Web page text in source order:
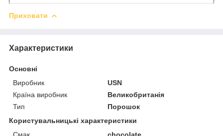
Приховати
Характеристики
Основні
Виробник
USN
Країна виробник
Великобританія
Тип
Порошок
Користувальницькі характеристики
Смак
chocolate